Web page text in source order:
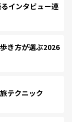
インタビュー連
き方が選ぶ2026
テクニック